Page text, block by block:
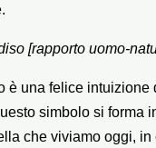
[rapporto uomo-
è una felice
simbolo si forma
che viviamo oggi,